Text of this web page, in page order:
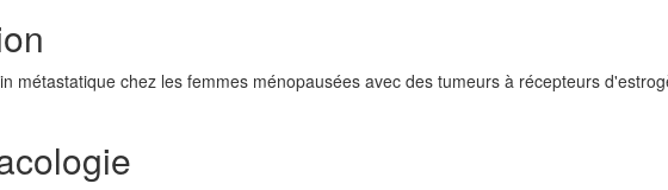
métastatique chez les femmes ménopausées avec des tumeurs à récepteurs